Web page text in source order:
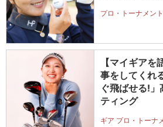
プロ・トーナメン
【マイギア
事をしてくれ
ぐ飛ばせる!
ティング
ギア プロ・トーナ